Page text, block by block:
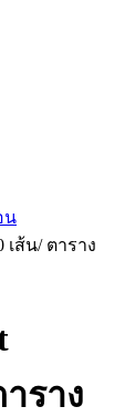
น
เส้น/ ตาราง
ราง